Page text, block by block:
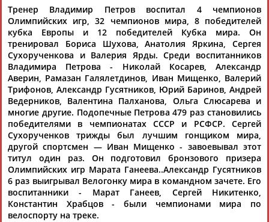
Московская Олимпиада: как все продолжалось
ВладимирГескин своими заметками о Московской
Олимпиаде оповестил, как все начиналось, автор же этих
строк Михаил Шлаен, слов... ...гонщиков. Это – заслуженный
тренер СССРВладимир Петров, подготовивший в местной
школе десятки чемпионов мира и...
(Проект: Информационное агентство СТАДИОН )
18.07.2020
ТАБЛО АКТИВНОСТИ
ЦЕЛИ ПРОЕКТА КОНТАКТЫ НАШИ КНОПКИ РЕКЛАМА
Тренер Владимир Петров воспитал 4 чемпионов
Олимпийских игр, 32 чемпионов мира, 8 победителей
кубка Европы и 12 победителей Кубка мира. Он
тренировал Бориса Шухова, Анатолия Яркина, Сергея
Сухорученкова и Валерия Ярды. Среди воспитанников
Владимира Петрова - Николай Косарев, Александр
Аверин, Рамазан Галялетдинов, Иван Мищенко, Валерий
Трифонов, Александр Гусятников, Юрий Баринов, Андрей
Ведерников, Валентина Палханова, Ольга Слюсарева и
многие другие. Подопечные Петрова 479 раз становились
победителями в чемпионатах СССР и РСФСР. Сергей
Сухорученков трижды был лучшим гонщиком мира,
другой спортсмен — Иван Мищенко - завоевывал этот
титул один раз. Он подготовил бронзового призера
Олимпийских игр Марата Ганеева..Александр Гусятников
6 раз выигрывал Велогонку мира в командном зачете. Его
воспитанники - Марат Ганеев, Сергей Никитенко,
Константин Храбцов - были чемпионами мира по
велоспорту на треке.